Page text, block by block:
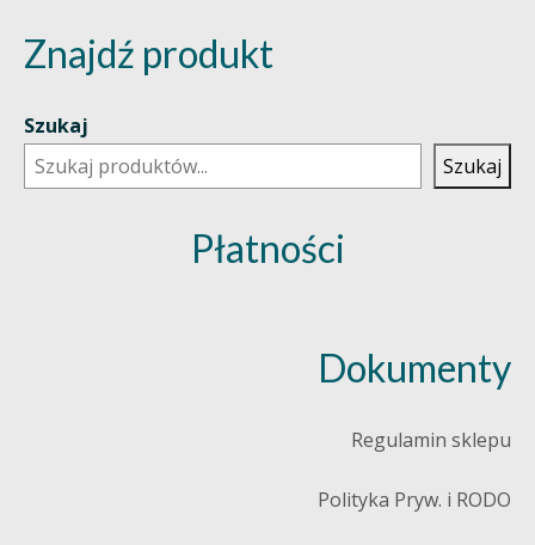
Znajdź produkt
Szukaj
Szukaj
Płatności
Dokumenty
Regulamin sklepu
Polityka Pryw. i RODO